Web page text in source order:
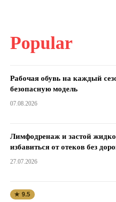
Popular
Рабочая обувь на каждый
безопасную модель
07.08.2026
Лимфодренаж и застой
избавиться от отеков без
27.07.2026
★ 9.5